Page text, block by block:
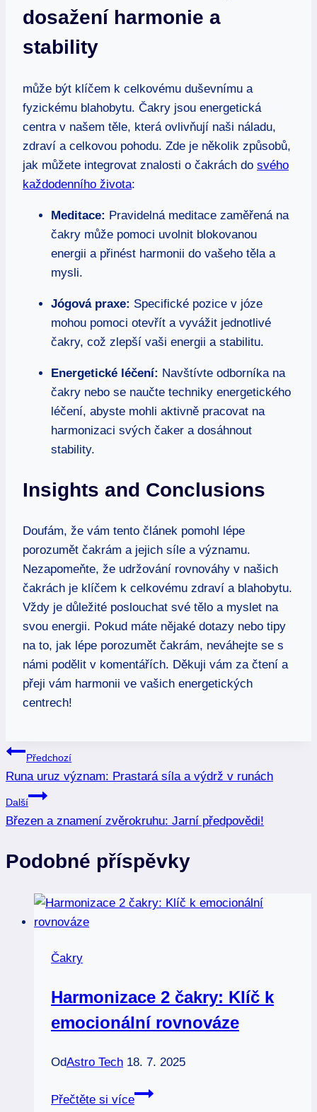
dosažení harmonie a
stability
může být klíčem k celkovému duševnímu a
fyzickému blahobytu. Čakry jsou energetická
centra v našem těle, která ovlivňují naši náladu,
zdraví a celkovou pohodu. Zde je několik způsobů,
jak můžete integrovat znalosti o čakrách do svého
každodenního života:
Meditace: Pravidelná meditace zaměřená na
čakry může pomoci uvolnit blokovanou
energii a přinést harmonii do vašeho těla a
mysli.
Jógová praxe: Specifické pozice v józe
mohou pomoci otevřít a vyvážit jednotlivé
čakry, což zlepší vaši energii a stabilitu.
Energetické léčení: Navštívte odborníka na
čakry nebo se naučte techniky energetického
léčení, abyste mohli aktivně pracovat na
harmonizaci svých čaker a dosáhnout
stability.
Insights and Conclusions
Doufám, že vám tento článek pomohl lépe
porozumět čakrám a jejich síle a významu.
Nezapomeňte, že udržování rovnováhy v našich
čakrách je klíčem k celkovému zdraví a blahobytu.
Vždy je důležité poslouchat své tělo a myslet na
svou energii. Pokud máte nějaké dotazy nebo tipy
na to, jak lépe porozumět čakrám, neváhejte se s
námi podělit v komentářích. Děkuji vám za čtení a
přeji vám harmonii ve vašich energetických
centrech!
Navigace
pro
příspěvek
Předchozí
Runa uruz význam: Prastará síla a výdrž v runách
Další
Březen a znamení zvěrokruhu: Jarní předpovědi!
Podobné příspěvky
Čakry
Harmonizace 2 čakry: Klíč k
emocionální rovnováze
OdAstro Tech 18. 7. 2025
Přečtěte si více
Harmonizace